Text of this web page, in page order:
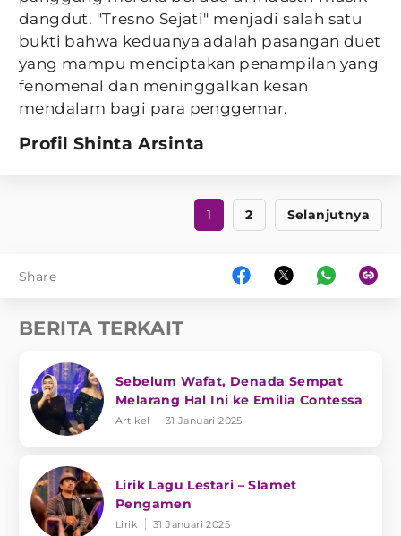
dangdut. "Tresno Sejati" menjadi salah satu
bukti bahwa keduanya adalah pasangan duet
yang mampu menciptakan penampilan yang
fenomenal dan meninggalkan kesan
mendalam bagi para penggemar.
Profil Shinta Arsinta
1 2 Selanjutnya
Share
BERITA TERKAIT
Sebelum Wafat, Denada Sempat
Melarang Hal Ini ke Emilia Contessa
Artikel 31 Januari 2025
Lirik Lagu Lestari – Slamet
Pengamen
Lirik 31 Januari 2025